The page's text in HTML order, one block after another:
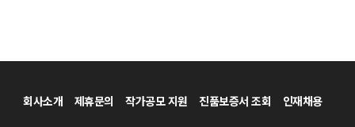
회사소개 제휴문의 작가공모 지원 진품보증서 조회 인재채용